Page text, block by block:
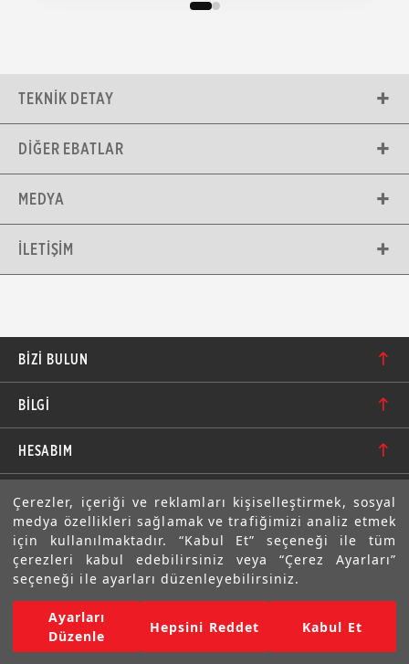
Çerezler, içeriği ve reklamları kişiselleştirmek, sosyal
medya özellikleri sağlamak ve trafiğimizi analiz etmek
için kullanılmaktadır. “Kabul Et” seçeneği ile tüm
çerezleri kabul edebilirsiniz veya “Çerez Ayarları”
seçeneği ile ayarları düzenleyebilirsiniz.
Ayarları
Düzenle
Hepsini Reddet Kabul Et
TEKNIK DETAY
DIĞER EBATLAR
MEDYA
İLETIŞIM
BIZI BULUN
bilgi@motolastik.com
+90 549 549 66 86
+90 232 462 08 42
BİLGİ
Banka Hesap Numaraları
Teknik Bilgi
Sıkça Sorulan Sorular
Gizlilik Bildirimi ve Güvenlik
Mesafeli Satış Sözleşmesi
HESABIM
Siparişler
Adresler
Üyelik Bilgilerim
E-BÜLTEN
Abone olarak aramıza katılın. Avantajlardan ve indirimlerden
ilk sizin haberiniz olsun!
Copyright © 2022 Motolastik. Tüm Hakkı Saklıdır.